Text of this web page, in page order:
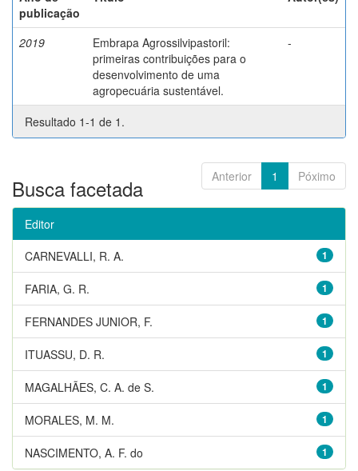
publicação
2019
Embrapa Agrossilvipastoril:
primeiras contribuições para o
desenvolvimento de uma
agropecuária sustentável.
-
Resultado 1-1 de 1.
Anterior 1 Póximo
Busca facetada
Editor
1
CARNEVALLI, R. A.
1
FARIA, G. R.
1
FERNANDES JUNIOR, F.
1
ITUASSU, D. R.
1
MAGALHÃES, C. A. de S.
1
MORALES, M. M.
1
NASCIMENTO, A. F. do